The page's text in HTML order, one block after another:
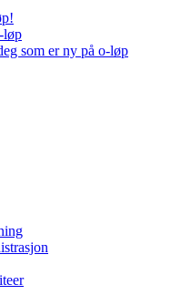
løp
som er ny på o-løp